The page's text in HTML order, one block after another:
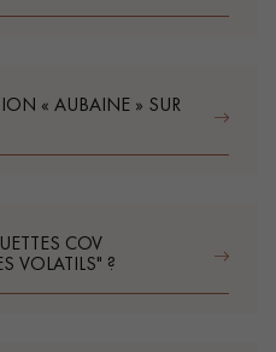
« AUBAINE » SUR
COV
VOLATILS" ?